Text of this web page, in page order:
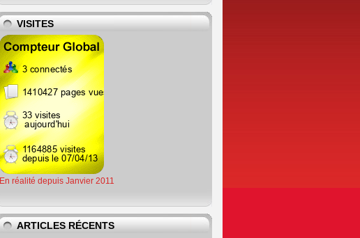
VISITES
En réalité depuis Janvier 2011
ARTICLES RÉCENTS